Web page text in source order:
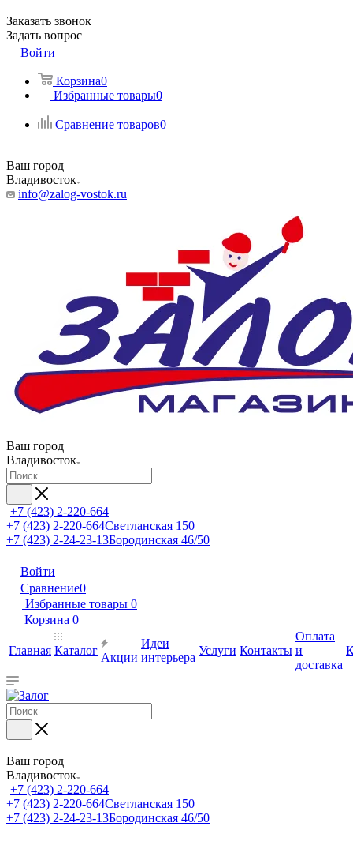
Заказать звонок
Задать вопрос
Войти
Корзина0
Избранные товары0
Сравнение товаров0
Ваш город
Владивосток
info@zalog-vostok.ru
Ваш город
Владивосток
+7 (423) 2-220-664
+7 (423) 2-220-664Светланская 150
+7 (423) 2-24-23-13Бородинская 46/50
Войти
Сравнение0
Избранные товары 0
Корзина 0
Главная Каталог
Акции
Идеи
интерьера
Услуги Контакты
Оплата
и
доставка
Ваш город
Владивосток
+7 (423) 2-220-664
+7 (423) 2-220-664Светланская 150
+7 (423) 2-24-23-13Бородинская 46/50